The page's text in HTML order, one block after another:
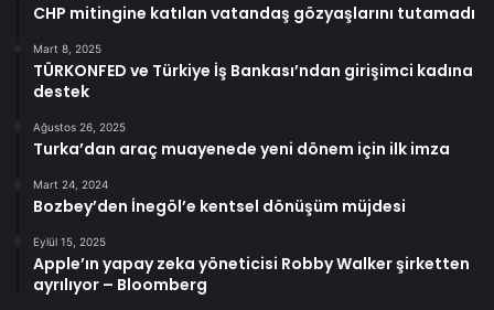
CHP mitingine katılan vatandaş gözyaşlarını tutamadı
Mart 8, 2025
TÜRKONFED ve Türkiye İş Bankası’ndan girişimci kadına
destek
Ağustos 26, 2025
Turka’dan araç muayenede yeni dönem için ilk imza
Mart 24, 2024
Bozbey’den İnegöl’e kentsel dönüşüm müjdesi
Eylül 15, 2025
Apple’ın yapay zeka yöneticisi Robby Walker şirketten
ayrılıyor – Bloomberg